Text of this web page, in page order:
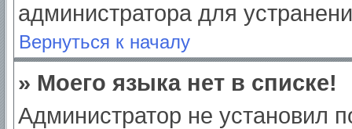
администратора для
Вернуться к началу
» Моего языка нет в списке!
Администратор не установил